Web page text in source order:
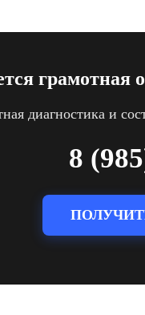
грамотная
диагностика и
8